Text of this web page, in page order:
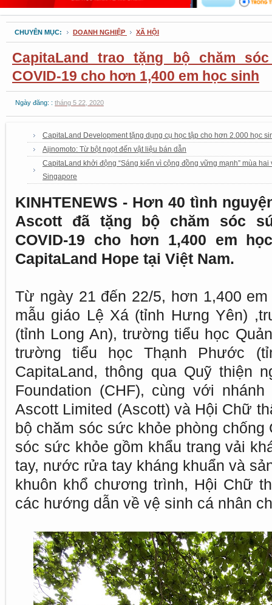
CHUYÊN MỤC: DOANH NGHIỆP XÃ HỘI
CapitaLand trao tặng bộ chăm
COVID-19 cho hơn 1,400 em học sinh
Ngày đăng: : tháng 5 22, 2020
CapitaLand Development tặng dụng cụ học tập cho hơn 2.000 học
Ajinomoto: Từ bột ngọt đến vật liệu bán dẫn
CapitaLand khởi động “Sáng kiến vì cộng đồng vững mạnh” mùa
Singapore
KINHTENEWS - Hơn 40 tình
Ascott đã tặng bộ chăm sóc
COVID-19 cho hơn 1,400 em
CapitaLand Hope tại Việt Nam.
Từ ngày 21 đến 22/5, hơn 1,400
mẫu giáo Lệ Xá (tỉnh Hưng Yên)
(tỉnh Long An), trường tiểu học
trường tiểu học Thạnh Phước
CapitaLand, thông qua Quỹ thiện
Foundation (CHF), cùng với
Ascott Limited (Ascott) và Hội Chữ
bộ chăm sóc sức khỏe phòng chống
sóc sức khỏe gồm khẩu trang vải
tay, nước rửa tay kháng khuẩn và
khuôn khổ chương trình, Hội Chữ
các hướng dẫn về vệ sinh cá nhân